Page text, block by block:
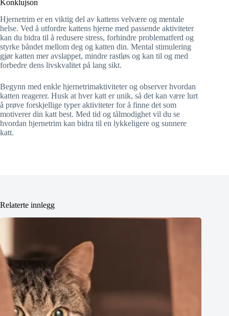
Konklujson
Hjernetrim er en viktig del av kattens velvære og mentale
helse. Ved å utfordre kattens hjerne med passende aktiviteter
kan du bidra til å redusere stress, forhindre problematferd og
styrke båndet mellom deg og katten din. Mental stimulering
gjør katten mer avslappet, mindre rastløs og kan til og med
forbedre dens livskvalitet på lang sikt.
Begynn med enkle hjernetrimaktiviteter og observer hvordan
katten reagerer. Husk at hver katt er unik, så det kan være lurt
å prøve forskjellige typer aktiviteter for å finne det som
motiverer din katt best. Med tid og tålmodighet vil du se
hvordan hjernetrim kan bidra til en lykkeligere og sunnere
katt.
Relaterte innlegg